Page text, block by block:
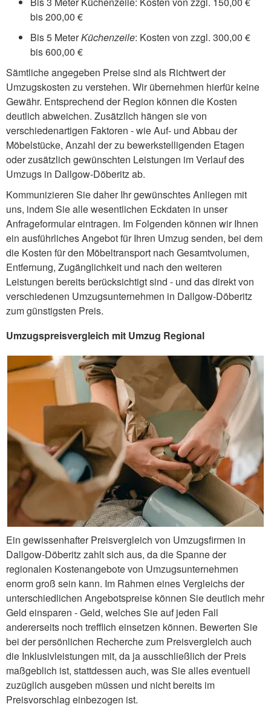
bis 200,00 €
Bis 5 MeterKüchenzeile: Kosten von zzgl. 300,00 €
bis 600,00 €
Sämtliche angegeben Preise sind als Richtwert der
Umzugskosten zu verstehen. Wir übernehmen hierfür keine
Gewähr. Entsprechend der Region können die Kosten
deutlich abweichen. Zusätzlich hängen sie von
verschiedenartigen Faktoren - wie Auf- und Abbau der
Möbelstücke, Anzahl der zu bewerkstelligenden Etagen
oder zusätzlich gewünschten Leistungen im Verlauf des
Umzugs in Dallgow-Döberitz ab.
Kommunizieren Sie daher Ihr gewünschtes Anliegen mit
uns, indem Sie alle wesentlichen Eckdaten in unser
Anfrageformular eintragen. Im Folgenden können wir Ihnen
ein ausführliches Angebot für Ihren Umzug senden, bei dem
die Kosten für den Möbeltransport nach Gesamtvolumen,
Entfernung, Zugänglichkeit und nach den weiteren
Leistungen bereits berücksichtigt sind - und das direkt von
verschiedenen Umzugsunternehmen in Dallgow-Döberitz
zum günstigsten Preis.
Umzugspreisvergleich mit Umzug Regional
Ein gewissenhafter Preisvergleich von Umzugsfirmen in
Dallgow-Döberitz zahlt sich aus, da die Spanne der
regionalen Kostenangebote von Umzugsunternehmen
enorm groß sein kann. Im Rahmen eines Vergleichs der
unterschiedlichen Angebotspreise können Sie deutlich mehr
Geld einsparen - Geld, welches Sie auf jeden Fall
andererseits noch trefflich einsetzen können. Bewerten Sie
bei der persönlichen Recherche zum Preisvergleich auch
die Inklusivleistungen mit, da ja ausschließlich der Preis
maßgeblich ist, stattdessen auch, was Sie alles eventuell
zuzüglich ausgeben müssen und nicht bereits im
Preisvorschlag einbezogen ist.